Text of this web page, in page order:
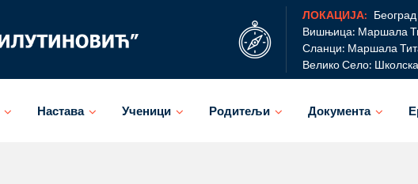
ЛОКАЦИЈА:
Вишњица: Маршала
Сланци: Маршала
Велико Село:
Настава Ученици Родитељи Документа